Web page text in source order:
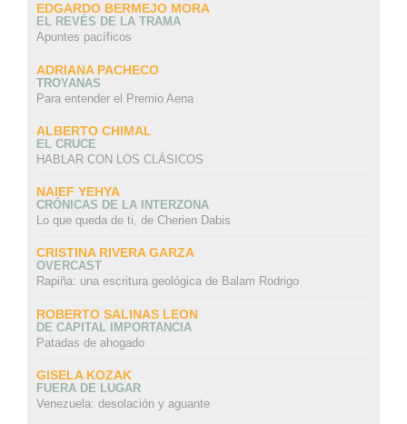
EDGARDO BERMEJO MORA
EL REVÉS DE LA TRAMA
Apuntes pacíficos
ADRIANA PACHECO
TROYANAS
Para entender el Premio Aena
ALBERTO CHIMAL
EL CRUCE
HABLAR CON LOS CLÁSICOS
NAIEF YEHYA
CRÓNICAS DE LA INTERZONA
Lo que queda de ti, de Cherien Dabis
CRISTINA RIVERA GARZA
OVERCAST
Rapiña: una escritura geológica de Balam Rodrigo
ROBERTO SALINAS LEON
DE CAPITAL IMPORTANCIA
Patadas de ahogado
GISELA KOZAK
FUERA DE LUGAR
Venezuela: desolación y aguante